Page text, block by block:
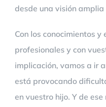
desde una visión
Con los conocimientos
profesionales y con
implicación, vamos a ir
está provocando
en vuestro hijo. Y de